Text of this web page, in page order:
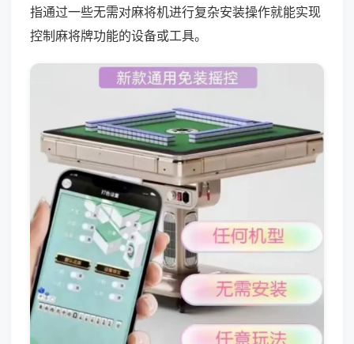
指通过一些无需对麻将机进行复杂安装操作就能实现
控制麻将牌功能的设备或工具。